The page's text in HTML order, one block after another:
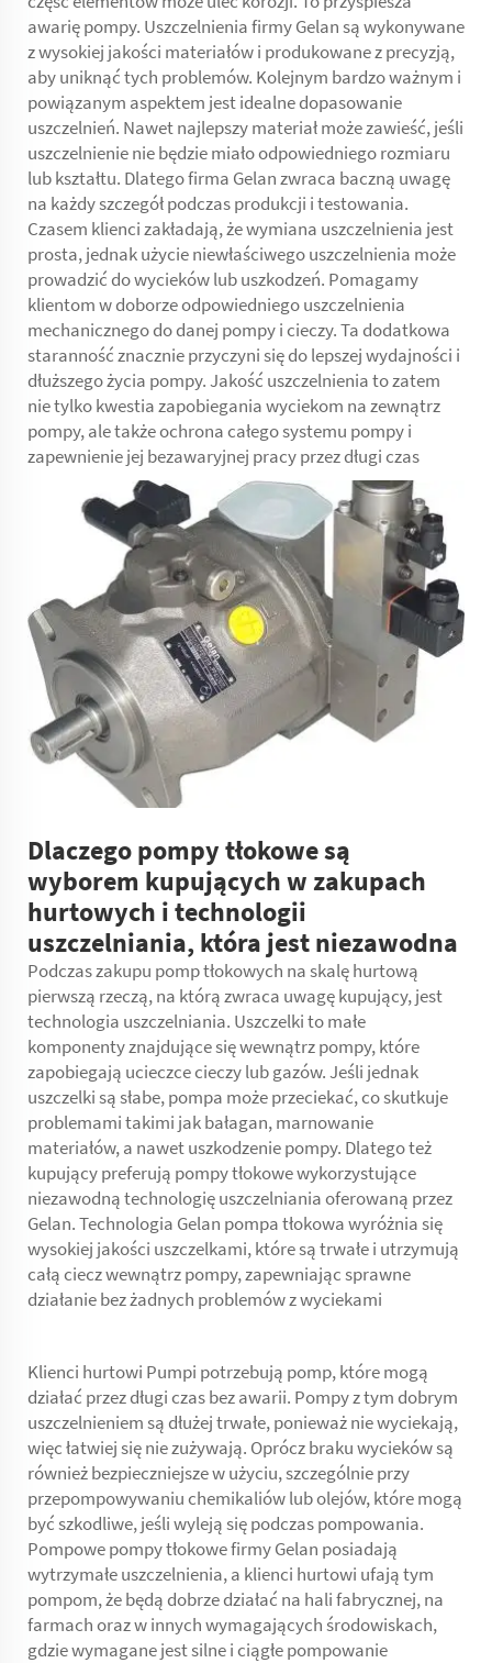
awarię pompy. Uszczelnienia firmy Gelan są wykonywane
z wysokiej jakości materiałów i produkowane z precyzją,
aby uniknąć tych problemów. Kolejnym bardzo ważnym i
powiązanym aspektem jest idealne dopasowanie
uszczelnień. Nawet najlepszy materiał może zawieść, jeśli
uszczelnienie nie będzie miało odpowiedniego rozmiaru
lub kształtu. Dlatego firma Gelan zwraca baczną uwagę
na każdy szczegół podczas produkcji i testowania.
Czasem klienci zakładają, że wymiana uszczelnienia jest
prosta, jednak użycie niewłaściwego uszczelnienia może
prowadzić do wycieków lub uszkodzeń. Pomagamy
klientom w doborze odpowiedniego uszczelnienia
mechanicznego do danej pompy i cieczy. Ta dodatkowa
staranność znacznie przyczyni się do lepszej wydajności i
dłuższego życia pompy. Jakość uszczelnienia to zatem
nie tylko kwestia zapobiegania wyciekom na zewnątrz
pompy, ale także ochrona całego systemu pompy i
zapewnienie jej bezawaryjnej pracy przez długi czas
Dlaczego pompy tłokowe są
wyborem kupujących w zakupach
hurtowych i technologii
uszczelniania, która jest niezawodna
Podczas zakupu pomp tłokowych na skalę hurtową
pierwszą rzeczą, na którą zwraca uwagę kupujący, jest
technologia uszczelniania. Uszczelki to małe
komponenty znajdujące się wewnątrz pompy, które
zapobiegają ucieczce cieczy lub gazów. Jeśli jednak
uszczelki są słabe, pompa może przeciekać, co skutkuje
problemami takimi jak bałagan, marnowanie
materiałów, a nawet uszkodzenie pompy. Dlatego też
kupujący preferują pompy tłokowe wykorzystujące
niezawodną technologię uszczelniania oferowaną przez
Gelan. Technologia Gelan pompa tłokowawyróżnia się
wysokiej jakości uszczelkami, które są trwałe i utrzymują
całą ciecz wewnątrz pompy, zapewniając sprawne
działanie bez żadnych problemów z wyciekami
Klienci hurtowi Pumpi potrzebują pomp, które mogą
działać przez długi czas bez awarii. Pompy z tym dobrym
uszczelnieniem są dłużej trwałe, ponieważ nie wyciekają,
więc łatwiej się nie zużywają. Oprócz braku wycieków są
również bezpieczniejsze w użyciu, szczególnie przy
przepompowywaniu chemikaliów lub olejów, które mogą
być szkodliwe, jeśli wyleją się podczas pompowania.
Pompowe pompy tłokowe firmy Gelan posiadają
wytrzymałe uszczelnienia, a klienci hurtowi ufają tym
pompom, że będą dobrze działać na hali fabrycznej, na
farmach oraz w innych wymagających środowiskach,
gdzie wymagane jest silne i ciągłe pompowanie